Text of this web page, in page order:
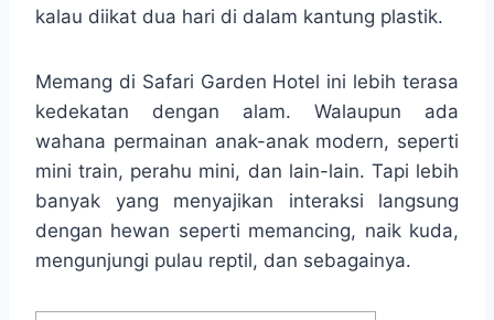
kalau diikat dua hari di dalam kantung plastik.
Memang di Safari Garden Hotel ini lebih terasa
kedekatan dengan alam. Walaupun ada
wahana permainan anak-anak modern, seperti
mini train, perahu mini, dan lain-lain. Tapi lebih
banyak yang menyajikan interaksi langsung
dengan hewan seperti memancing, naik kuda,
mengunjungi pulau reptil, dan sebagainya.